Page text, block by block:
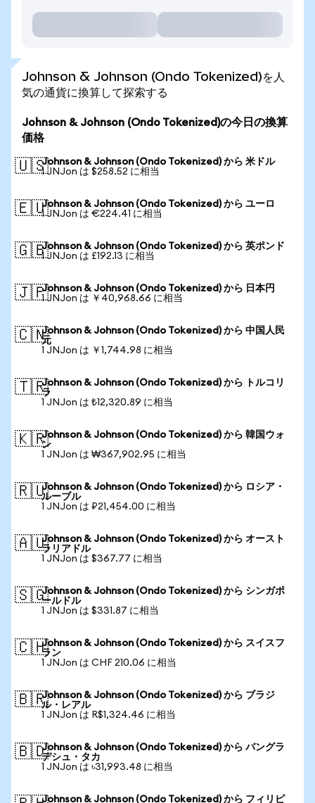
Johnson & Johnson (Ondo Tokenized)を人
気の通貨に換算して探索する
Johnson & Johnson (Ondo Tokenized)の今日の換算
価格
🇺🇸Johnson & Johnson (Ondo Tokenized) から 米ドル
1 JNJon は $258.52 に相当
🇪🇺Johnson & Johnson (Ondo Tokenized) から ユーロ
1 JNJon は €224.41 に相当
🇬🇧Johnson & Johnson (Ondo Tokenized) から 英ポンド
1 JNJon は £192.13 に相当
🇯🇵Johnson & Johnson (Ondo Tokenized) から 日本円
1 JNJon は ￥40,968.66 に相当
🇨🇳Johnson & Johnson (Ondo Tokenized) から 中国人民
元
1 JNJon は ￥1,744.98 に相当
🇹🇷Johnson & Johnson (Ondo Tokenized) から トルコリ
ラ
1 JNJon は ₺12,320.89 に相当
🇰🇷Johnson & Johnson (Ondo Tokenized) から 韓国ウォ
ン
1 JNJon は ₩367,902.95 に相当
🇷🇺Johnson & Johnson (Ondo Tokenized) から ロシア・
ルーブル
1 JNJon は ₽21,454.00 に相当
🇦🇺Johnson & Johnson (Ondo Tokenized) から オースト
ラリアドル
1 JNJon は $367.77 に相当
🇸🇬Johnson & Johnson (Ondo Tokenized) から シンガポ
ールドル
1 JNJon は $331.87 に相当
🇨🇭Johnson & Johnson (Ondo Tokenized) から スイスフ
ラン
1 JNJon は CHF 210.06 に相当
🇧🇷Johnson & Johnson (Ondo Tokenized) から ブラジ
ル・レアル
1 JNJon は R$1,324.46 に相当
🇧🇩Johnson & Johnson (Ondo Tokenized) から バングラ
デシュ・タカ
1 JNJon は ৳31,993.48 に相当
Johnson & Johnson (Ondo Tokenized) から フィリピ